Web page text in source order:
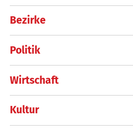
Bezirke
Politik
Wirtschaft
Kultur